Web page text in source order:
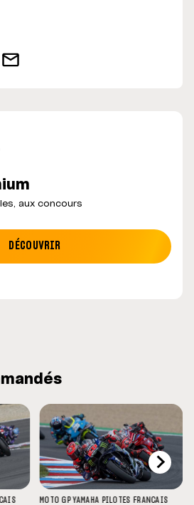
aux concours
DÉCOUVRIR
MOTO GP YAMAHA PILOTES FRANCAIS